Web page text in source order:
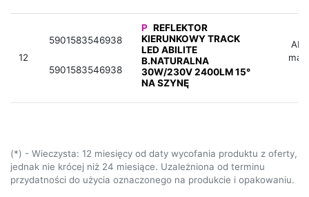
12
5901583546938
5901583546938
P REFLEKTOR
KIERUNKOWY TRACK
LED ABILITE
B.NATURALNA
30W/230V 2400LM 15°
NA SZYNĘ
(*) - Wieczysta: 12 miesięcy od daty wycofania produktu z oferty,
jednak nie krócej niż 24 miesiące. Uzależniona od terminu
przydatności do użycia oznaczonego na produkcie i opakowaniu.